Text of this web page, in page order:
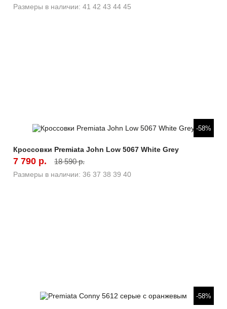
Размеры в наличии: 41 42 43 44 45
Быстрый просмотр -58%
Кроссовки Premiata John Low 5067 White Grey
7 790 р. 18 590 р.
Размеры в наличии: 36 37 38 39 40
Быстрый просмотр -58%